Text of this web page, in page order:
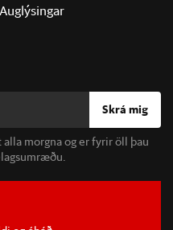
Auglýsingar
Skrá mig
morgna og er fyrir öll þau